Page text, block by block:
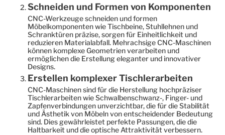
Schneiden und Formen von Komponenten
CNC-Werkzeuge schneiden und formen
Möbelkomponenten wie Tischbeine, Stuhllehnen und
Schranktüren präzise, ​​sorgen für Einheitlichkeit und
reduzieren Materialabfall. Mehrachsige CNC-Maschinen
können komplexe Geometrien verarbeiten und
ermöglichen die Erstellung eleganter und innovativer
Designs.
Erstellen komplexer Tischlerarbeiten
CNC-Maschinen sind für die Herstellung hochpräziser
Tischlerarbeiten wie Schwalbenschwanz-, Finger- und
Zapfenverbindungen unverzichtbar, die für die Stabilität
und Ästhetik von Möbeln von entscheidender Bedeutung
sind. Dies gewährleistet perfekte Passungen, die die
Haltbarkeit und die optische Attraktivität verbessern.